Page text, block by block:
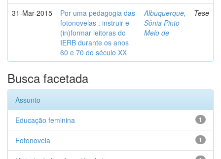
31-Mar-2015
Por uma pedagogia das
fotonovelas : instruir e
(in)formar leitoras do
IERB durante os anos
60 e 70 do século XX
Albuquerque,
Sônia Pinto
Melo de
Tese
Busca facetada
Assunto
1
Educação feminina
1
Fotonovela